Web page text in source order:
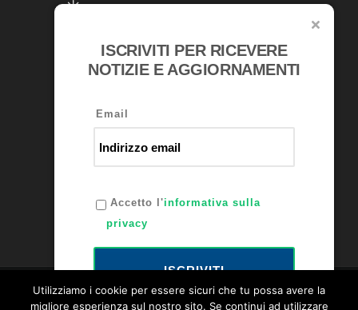
RICONOSCIMENTI
ISCRIVITI PER RICEVERE
NOTIZIE E AGGIORNAMENTI
Email
Accetto l'informativa sulla
privacy
ISCRIVITI
Utilizziamo i cookie per essere sicuri che tu possa avere la
migliore esperienza sul nostro sito. Se continui ad utilizzare